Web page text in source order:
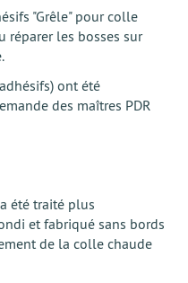
"Grêle" pour colle
réparer les bosses sur
ont été
des maîtres PDR
été traité plus
et fabriqué sans bords
de la colle chaude